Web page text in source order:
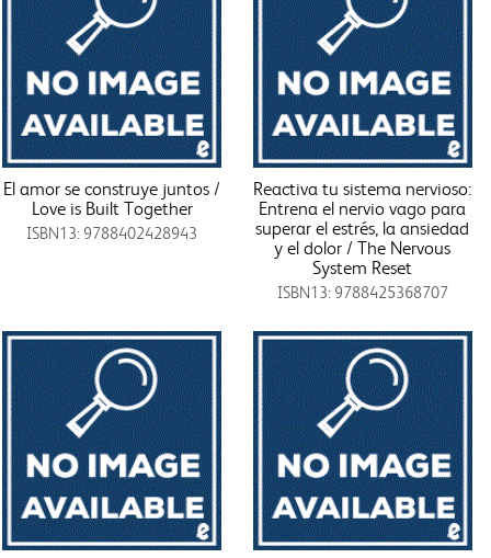
El amor se construye juntos /
Love is Built Together
ISBN13: 9788402428943
Reactiva tu sistema nervioso:
Entrena el nervio vago para
superar el estrés, la ansiedad
y el dolor / The Nervous
System Reset
ISBN13: 9788425368707